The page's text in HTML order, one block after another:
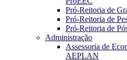
Pró-Reitoria de
Pró-Reitoria de
Pró-Reitoria de
Administração
Assessoria de
AEPLAN